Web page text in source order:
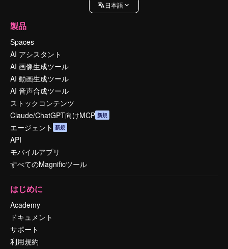
日本語
製品
Spaces
AI アシスタント
AI 画像生成ツール
AI 動画生成ツール
AI 音声合成ツール
ストックコンテンツ
Claude/ChatGPT向けMCP 新規
エージェント 新規
API
モバイルアプリ
すべてのMagnificツール
はじめに
Academy
ドキュメント
サポート
利用規約